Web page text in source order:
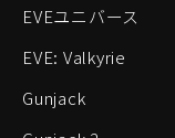
EVEユニバース
EVE: Valkyrie
Gunjack